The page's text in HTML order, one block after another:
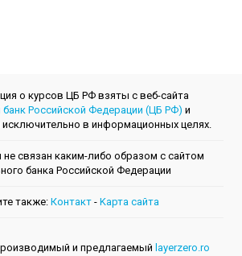
о курсов ЦБ РФ взяты с веб-сайта
Российской Федерации (ЦБ РФ) и
исключительно в информационных целях.
не связан каким-либо образом с сайтом
банкa Российской Федерации
также: Контакт - Kарта сайта
и предлагаемый layerzero.ro